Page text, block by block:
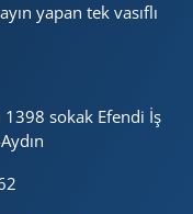
yapan tek vasıflı
sokak Efendi İş